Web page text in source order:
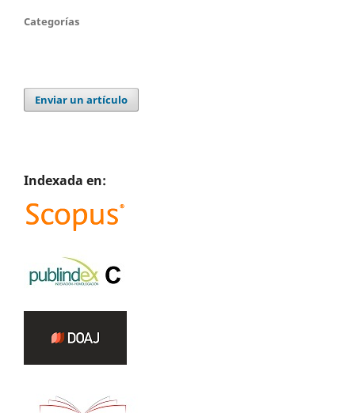
Categorías
Enviar un artículo
Indexada en: